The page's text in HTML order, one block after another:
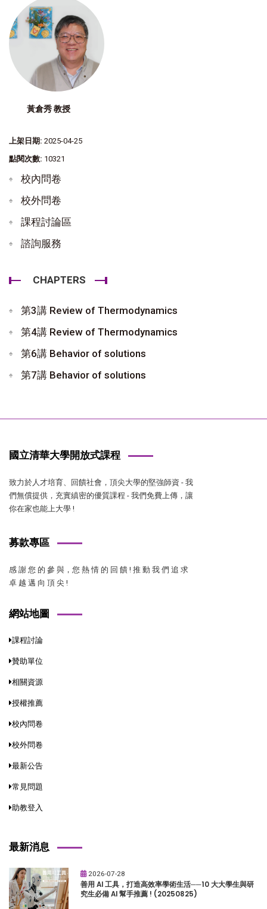
黃倉秀 教授
上架日期: 2025-04-25
點閱次數: 10321
校內問卷
校外問卷
課程討論區
諮詢服務
CHAPTERS
第3講 Review of Thermodynamics
第4講 Review of Thermodynamics
第6講 Behavior of solutions
第7講 Behavior of solutions
國立清華大學開放式課程
致力於人才培育、回饋社會，頂尖大學的堅強師資 - 我
們無償提供，充實縝密的優質課程 - 我們免費上傳，讓
你在家也能上大學 !
募款專區
感 謝 您 的 參 與，您 熱 情 的 回 饋 ! 推 動 我 們 追 求
卓 越 邁 向 頂 尖 !
網站地圖
課程討論
贊助單位
相關資源
授權推薦
校內問卷
校外問卷
最新公告
常見問題
助教登入
最新消息
2026-07-28
善用 AI 工具，打造高效率學術生活──10 大大學生與研
究生必備 AI 幫手推薦 ! (20250825)